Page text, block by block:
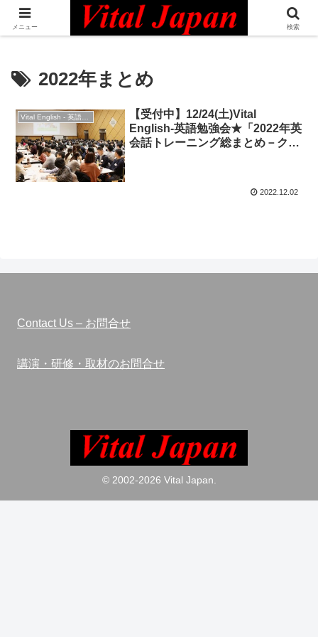
日本最大級の英語コミュニティ・Bilingual Professionals Network
2022年まとめ
Vital English - 英語勉強会
【受付中】12/24(土)Vital
English-英語勉強会★「2022年英
会話トレーニング総まとめ－クリ
2022.12.02
Contact Us – お問合せ
講演・研修・取材のお問合せ
© 2002-2026 Vital Japan.
メニュー 検索